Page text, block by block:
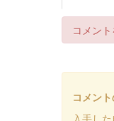
コメン
コメン
入手し